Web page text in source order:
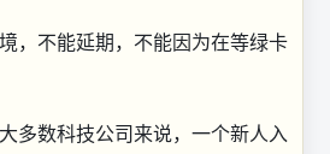
，不能延期，不能因为在等绿卡
多数科技公司来说，一个新人入